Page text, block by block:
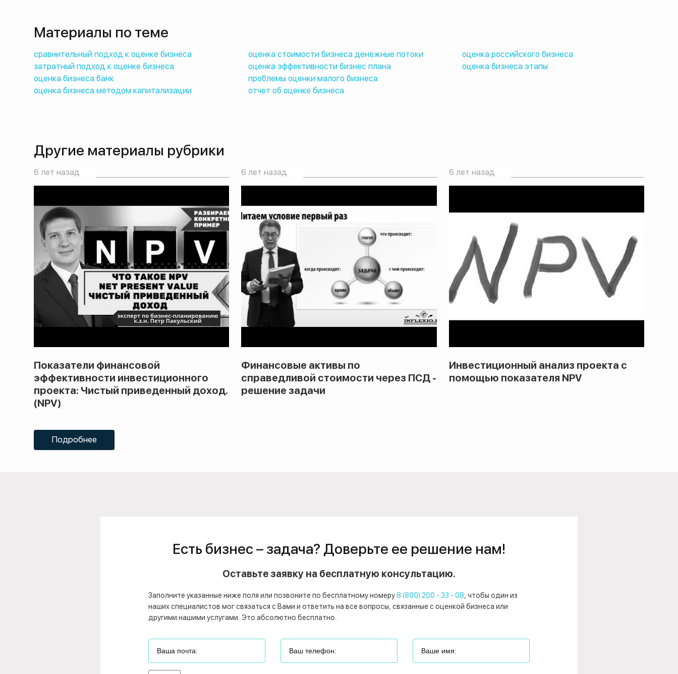
Материалы по теме
сравнительный подход к оценке бизнеса
затратный подход к оценке бизнеса
оценка бизнеса банк
оценка бизнеса методом капитализации
оценка стоимости бизнеса денежные потоки
оценка эффективности бизнес плана
проблемы оценки малого бизнеса
отчет об оценке бизнеса
оценка российского бизнеса
оценка бизнеса этапы
Другие материалы рубрики
6 лет назад
Показатели финансовой
эффективности инвестиционного
проекта: Чистый приведенный доход.
(NPV)
6 лет назад
Финансовые активы по
справедливой стоимости через ПСД -
решение задачи
6 лет назад
Инвестиционный анализ проекта с
помощью показателя NPV
Подробнее
Есть бизнес – задача? Доверьте ее решение нам!
Оставьте заявку на бесплатную консультацию.
Заполните указанные ниже поля или позвоните по бесплатному номеру8 (800) 200 - 33 - 08, чтобы один из
наших специалистов мог связаться с Вами и ответить на все вопросы, связанные с оценкой бизнеса или
другими нашими услугами. Это абсолютно бесплатно.